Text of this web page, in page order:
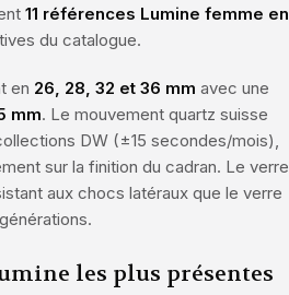
11 références Lumine femme en
du catalogue.
en 26, 28, 32 et 36 mm avec une
mm. Le mouvement quartz suisse
DW (±15 secondes/mois),
sur la finition du cadran. Le verre
aux chocs latéraux que le verre
les plus présentes